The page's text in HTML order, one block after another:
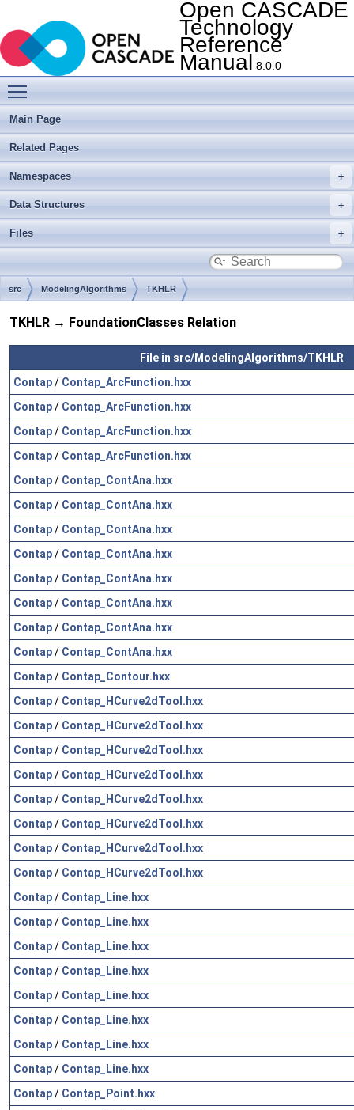
Open CASCADE
Technology
Reference
Manual 8.0.0
Main Page
Related Pages
Namespaces
Data Structures
Files
src ModelingAlgorithms TKHLR
TKHLR → FoundationClasses Relation
File in src/ModelingAlgorithms/TKHLR
Contap/ Contap_ArcFunction.hxx
Contap/ Contap_ArcFunction.hxx
Contap/ Contap_ArcFunction.hxx
Contap/ Contap_ArcFunction.hxx
Contap/ Contap_ContAna.hxx
Contap/ Contap_ContAna.hxx
Contap/ Contap_ContAna.hxx
Contap/ Contap_ContAna.hxx
Contap/ Contap_ContAna.hxx
Contap/ Contap_ContAna.hxx
Contap/ Contap_ContAna.hxx
Contap/ Contap_ContAna.hxx
Contap/ Contap_Contour.hxx
Contap/ Contap_HCurve2dTool.hxx
Contap/ Contap_HCurve2dTool.hxx
Contap/ Contap_HCurve2dTool.hxx
Contap/ Contap_HCurve2dTool.hxx
Contap/ Contap_HCurve2dTool.hxx
Contap/ Contap_HCurve2dTool.hxx
Contap/ Contap_HCurve2dTool.hxx
Contap/ Contap_HCurve2dTool.hxx
Contap/ Contap_Line.hxx
Contap/ Contap_Line.hxx
Contap/ Contap_Line.hxx
Contap/ Contap_Line.hxx
Contap/ Contap_Line.hxx
Contap/ Contap_Line.hxx
Contap/ Contap_Line.hxx
Contap/ Contap_Line.hxx
Contap/ Contap_Point.hxx